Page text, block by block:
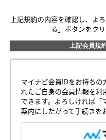
認したものとみなします。
○第３条（会員ＩＤ番号とパ
（１）会員は、会員ＩＤ番号
るものとします。ただし、第
（２）会員は、会員ＩＤ番号
または貸与してはなりません
（３）会員の会員ＩＤ番号お
は会員の責任とし、これらの
不正使用等については、当社
ます。
上記規約の内容を確認し、よ
る」ボタンをク
上記会員規
マイナビ会員IDをお持ち
れたご自身の会員情報を
できます。よろしければ「
案内にしたがって手続きを